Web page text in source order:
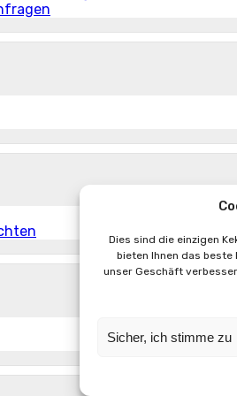
Dies sind die einzigen
bieten Ihnen das beste
unser Geschäft
Sicher, ich stimme zu